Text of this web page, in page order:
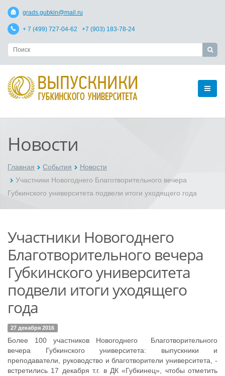
grads.gubkin@mail.ru
+ 7 (499) 727-04-62 +7 (903) 183-78-24
Новости
Главная События
Новости
Участники Новогоднего Благотворительного вечера
Губкинского университета подвели итоги уходящего года
Участники Новогоднего
Благотворительного вечера
Губкинского университета
подвели итоги уходящего
года
27 декабря 2016
Более 100 участников Новогоднего Благотворительного
вечера Губкинского университета: выпускники и
преподаватели, руководство и благотворители университета, -
встретились 17 декабря т.г. в ДК «Губкинец», чтобы отметить